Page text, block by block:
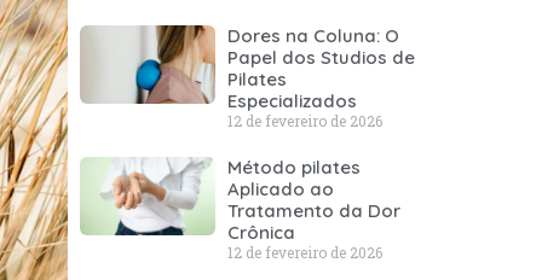
Dores na Coluna: O
Papel dos Studios de
Pilates
Especializados
12 de fevereiro de 2026
Método pilates
Aplicado ao
Tratamento da Dor
Crônica
12 de fevereiro de 2026